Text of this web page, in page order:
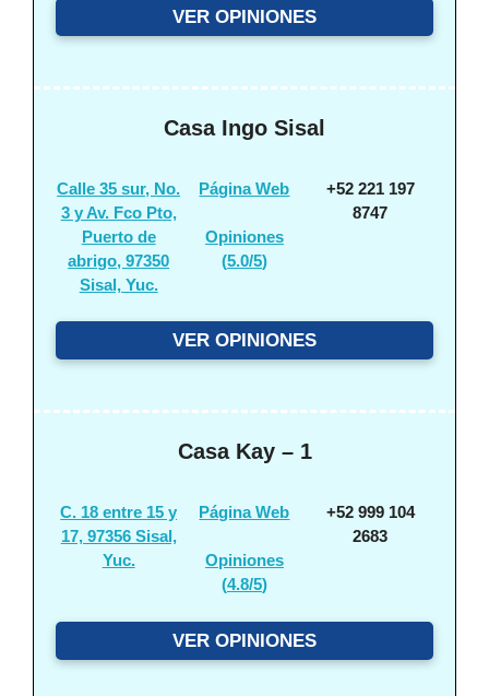
VER OPINIONES
Casa Ingo Sisal
Calle 35 sur, No.
3 y Av. Fco Pto,
Puerto de
abrigo, 97350
Sisal, Yuc.
Página Web
Opiniones
(5.0/5)
+52 221 197
8747
VER OPINIONES
Casa Kay – 1
C. 18 entre 15 y
17, 97356 Sisal,
Yuc.
Página Web
Opiniones
(4.8/5)
+52 999 104
2683
VER OPINIONES